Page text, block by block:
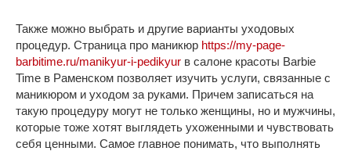
Также можно выбрать и другие варианты уходовых
процедур. Страница про маникюр https://my-page-
barbitime.ru/manikyur-i-pedikyur в салоне красоты Barbie
Time в Раменском позволяет изучить услуги, связанные с
маникюром и уходом за руками. Причем записаться на
такую процедуру могут не только женщины, но и мужчины,
которые тоже хотят выглядеть ухоженными и чувствовать
себя ценными. Самое главное понимать, что выполнять